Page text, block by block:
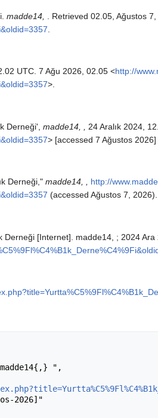
madde14, . Retrieved 02.05, Ağustos
UTC. 7 Ağu 2026, 02.05 <http://
>.
Derneği', madde14, , 24 Aralık 2024,
> [accessed 7 Ağustos 2026]
Derneği," madde14, , http://
(accessed Ağustos 7, 2026).
Derneği [Internet]. madde14, ; 2024